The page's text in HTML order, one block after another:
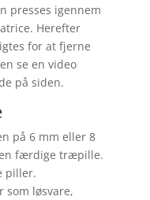
presses igennem
Herefter
for at fjerne
se en video
på siden.
på 6 mm eller 8
færdige træpille.
piller.
løsvare,